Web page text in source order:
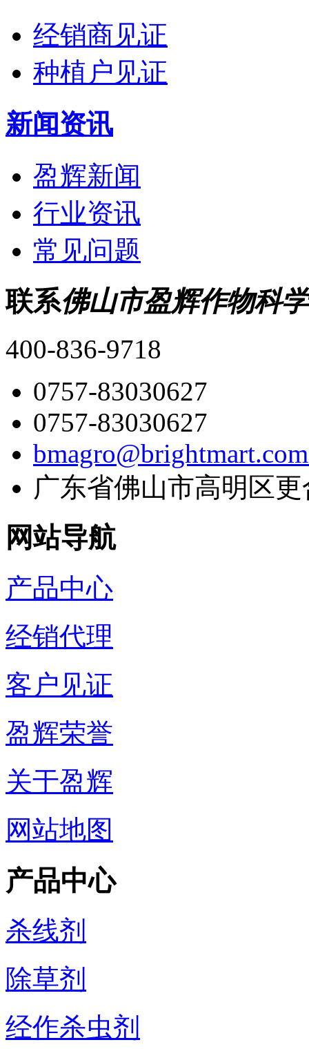
经销商见证
种植户见证
新闻资讯
盈辉新闻
行业资讯
常见问题
联系佛山市盈辉作物科
400-836-9718
0757-83030627
0757-83030627
广东省佛山市高明区
网站导航
产品中心
经销代理
客户见证
盈辉荣誉
关于盈辉
网站地图
产品中心
杀线剂
除草剂
经作杀虫剂